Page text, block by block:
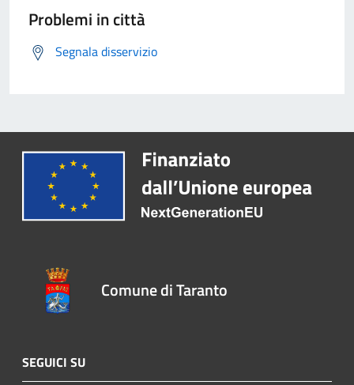
Problemi in città
Segnala disservizio
Comune di Taranto
SEGUICI SU